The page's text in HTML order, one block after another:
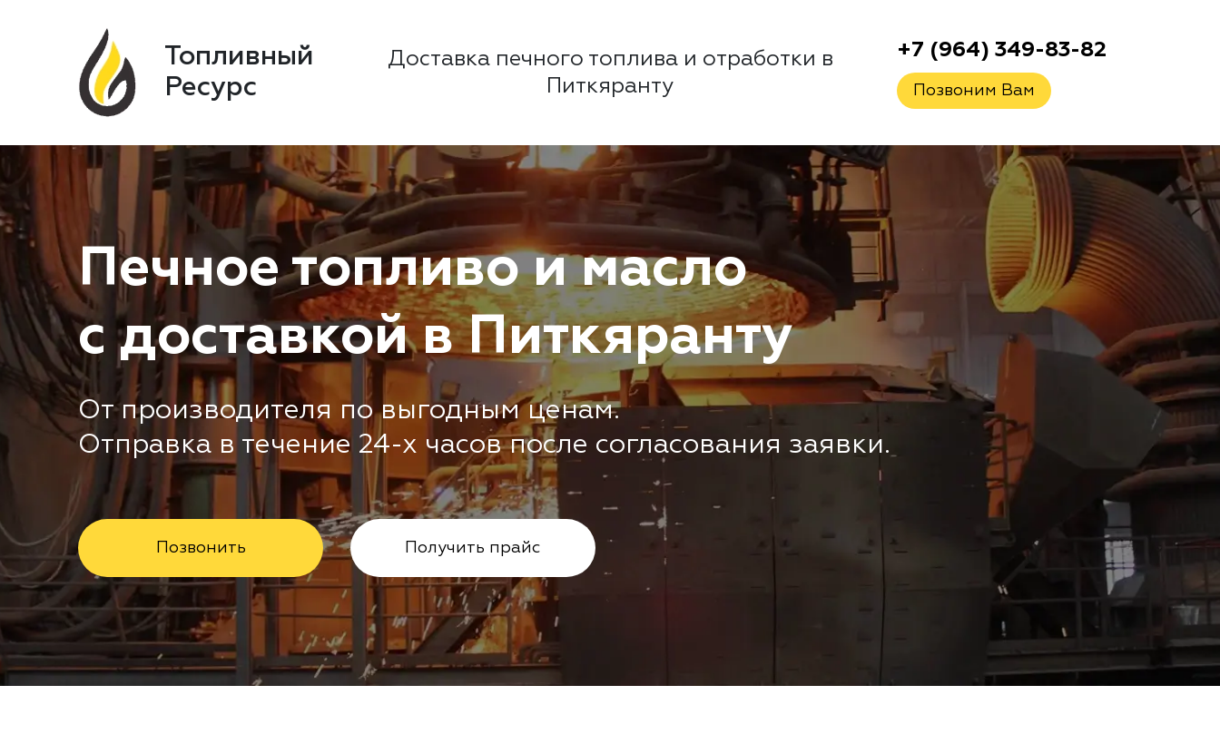
Топливный
Ресурс
Доставка печного топлива и отработки в
Питкяранту
+7 (964) 349-83-82
Позвоним Вам
Печное топливо и масло
с доставкой в Питкяранту
От производителя по выгодным ценам.
Отправка в течение 24-х часов после согласования заявки.
Позвонить Получить прайс